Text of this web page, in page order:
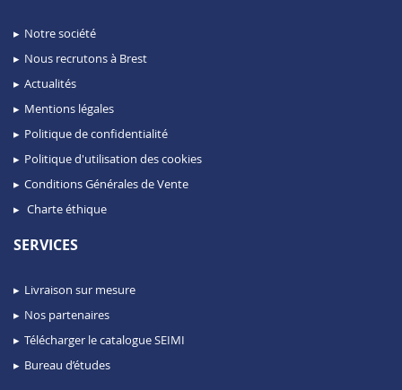
Notre société
Nous recrutons à Brest
Actualités
Mentions légales
Politique de confidentialité
Politique d'utilisation des cookies
Conditions Générales de Vente
Charte éthique
SERVICES
Livraison sur mesure
Nos partenaires
Télécharger le catalogue SEIMI
Bureau d’études